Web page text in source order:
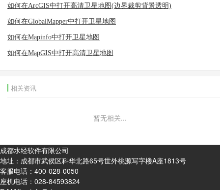
如何在ArcGIS中打开高清卫星地图(边界裁剪背景透明)
如何在GlobalMapper中打开卫星地图
如何在Mapinfo中打开卫星地图
如何在MapGIS中打开高清卫星地图
相关资讯
暂无相关...
成都水经软件有限公司
地址：成都市武侯区科华北路65号世外桃源写字楼A座1813号
客服电话： 400-028-0050
座机电话： 028-84593824